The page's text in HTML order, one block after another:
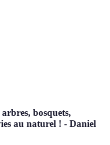
bosquets,
au naturel ! - Daniel